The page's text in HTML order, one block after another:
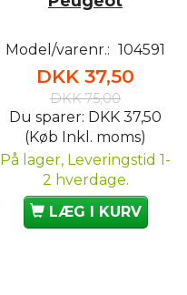
Model/varenr.: 104591
DKK 37,50
DKK 75,00
Du sparer: DKK 37,50
(Køb Inkl. moms)
På lager, Leveringstid 1-
2 hverdage.
LÆG I KURV